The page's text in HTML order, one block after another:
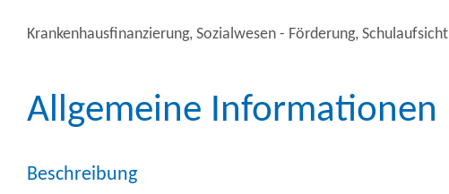
Krankenhausfinanzierung, Sozialwesen - Förderung, Schulaufsicht
Allgemeine Informationen
Beschreibung